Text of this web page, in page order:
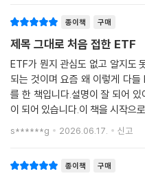
별 투자 가능한 ETF들을 상세히
만 보고도 투자 선택이 가능해 초
투자에 참고할 수 있다. 특히 다양
과는 투자자로 하여금 보다 안전
면 수익률만 보고도 투자가 가능
는 방법이 이 책 안에 고스란히 담
TF 중 어떤 것을 골라야 하는지 갈
종이책 구매
제목 그대로 처음 접한 ETF
ETF가 뭔지 관심도 없고 알지도
되는 것이며 요즘 왜 이렇게 다
를 한 책입니다.설명이 잘 되어
이 되어 있습니다.이 책을 시작으
s******g 2026.06.17. 신고
종이책 구매